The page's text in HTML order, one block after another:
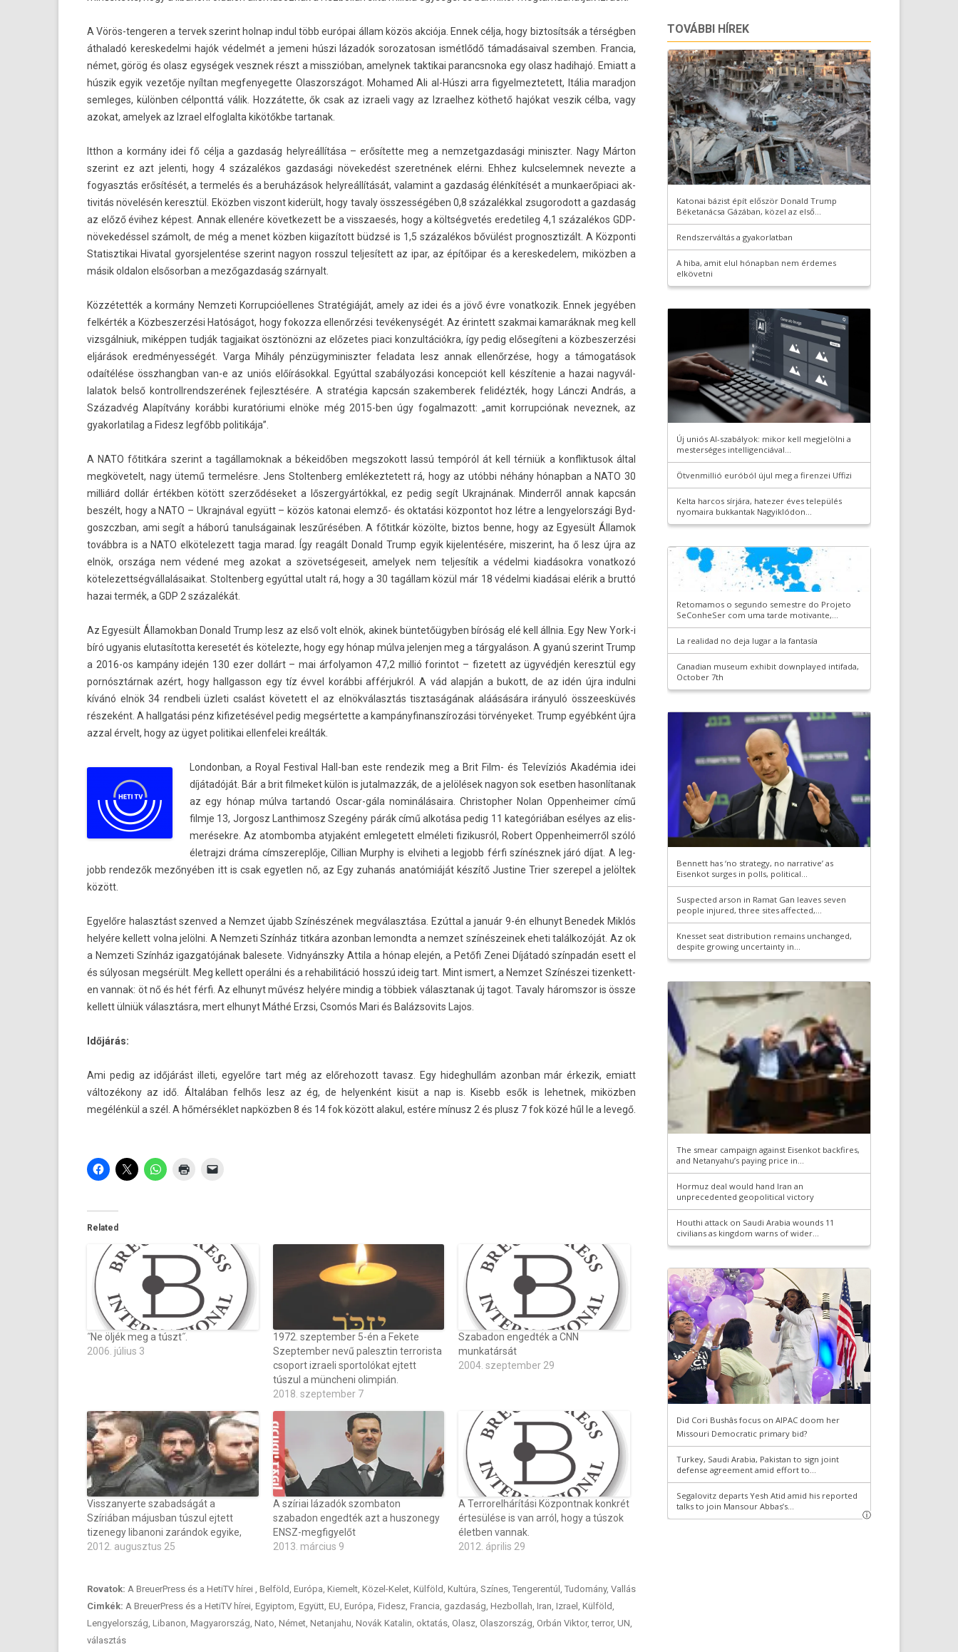
A Vörös-tengeren a ter­vek szerint hol­nap indul több európai állam közös akciója. Ennek célja, hogy bi­ztosít­sák a térségben
áthaladó keres­kedel­mi hajók védelmét a jemeni húszi lázadók sorozatosan ismétlődő támadásaiv­al szemb­en. Fran­cia,
német, görög és olasz egységek vesznek részt a mis­szióban, amelynek tak­tikai para­ncsnoka egy olasz hadihajó. Em­iatt a
húszik egyik vezetője nyíltan meg­fenyeget­te Olas­zországot. Mohamed Ali al-Húszi arra figyel­meztetett, Itália marad­jon
sem­leges, különben cél­ponttá válik. Hozzátette, ők csak az iz­raeli vagy az Iz­rael­hez köthető hajókat ves­zik célba, vagy
azokat, amelyek az Iz­rael el­foglal­ta kikötőkbe tar­tanak.
Itthon a kormány idei fő célja a gaz­daság helyreál­lítása – erősítette meg a nem­zetgaz­dasági miniszt­er. Nagy Márton
szerint ez azt jelen­ti, hogy 4 százalékos gaz­dasági növekedést szeret­nének elérni. Ehhez kulcselem­nek nevez­te a
fogyasztás erősítését, a ter­melés és a beruházások helyreál­lítását, valamint a gaz­daság élénkítését a mun­kaerőpiaci ak­
tivitás növelésén keresztül. Eközben vis­zont kiderült, hogy tava­ly összes­ségéb­en 0,8 százalékkal zsugorodott a gaz­daság
az előző évihez képest. Annak ellenére követ­kezett be a visszaesés, hogy a költségvetés eredetileg 4,1 százalékos GDP-
növekedéssel számolt, de még a menet közben kiigazított büdzsé is 1,5 százalékos bővülést pro­gnosztizált. A Köz­ponti
Statisztikai Hivat­al gyorsjelen­tése szerint nagyon rosszul tel­jesített az ipar, az építőipar és a keres­kedelem, miközben a
másik ol­dalon el­sősor­ban a mezőgaz­daság szár­nyalt.
Közzétették a kormány Nem­zeti Kor­rupcióel­lenes Stratégiáját, amely az idei és a jövő évre vonat­kozik. Ennek jegyében
felkérték a Köz­beszer­zési Hatóságot, hogy fokoz­za ellenőrzési tevékenységét. Az érin­tett szak­mai kamaráknak meg kell
vizsgálniuk, miképpen tudják tag­jaikat ösztönözni az előzetes piaci kon­zultációk­ra, így pedig elősegíteni a köz­beszer­zési
eljárások eredményességét. Varga Mihály pén­zügyminiszt­er feladata lesz annak ellenőrzése, hogy a támogatások
odaítélése összhangban van-e az uniós előírásokk­al. Egyúttal szabályozási kon­cepciót kell készítenie a hazai nagyvál­
lalatok belső kontrollrendszerének fej­lesztésére. A stratégia kapcsán szakem­berek felidézték, hogy Lánczi András, a
Századvég Alapítvány korábbi kuratóriumi elnöke még 2015-ben úgy fogal­mazott: „amit kor­rupciónak nevez­nek, az
gyakor­latilag a Fidesz legfőbb politikája”.
A NATO főtitkára szerint a tagál­lamok­nak a békeidőben megszokott lassú tempóról át kell térniük a konflik­tusok által
meg­követelt, nagy ütemű ter­melés­re. Jens Stol­tenberg em­lékez­tetett rá, hogy az utóbbi néhány hónap­ban a NATO 30
milliárd dollár értékben kötött szerződéseket a lős­zergyár­tókk­al, ez pedig segít Uk­rajnának. Min­derről annak kapcsán
beszélt, hogy a NATO – Uk­rajnáv­al együtt – közös katonai elemző- és oktatási köz­pontot hoz létre a len­gyelországi Byd­
goszczban, ami segít a háború tanul­ságainak leszűrésében. A főtitkár közölte, bi­ztos benne, hogy az Egyesült Államok
továbbra is a NATO el­kötelezett tagja marad. Így reagált Donald Trump egyik kijelen­tésére, mis­zerint, ha ő lesz újra az
elnök, országa nem védené meg azokat a szövet­ségeseit, amelyek nem tel­jesítik a védelmi kiadásokra vonat­kozó
kötelezettség­vállalásaikat. Stol­tenberg egyúttal utalt rá, hogy a 30 tagállam közül már 18 védelmi kiadásai elérik a bruttó
hazai termék, a GDP 2 százalékát.
Az Egyesült Államok­ban Donald Trump lesz az első volt elnök, akinek büntetőügyben bíróság elé kell állnia. Egy New York-i
bíró ugyanis elutasítot­ta keresetét és kötelez­te, hogy egy hónap múlva jelenj­en meg a tárgyaláson. A gyanú szerint Trump
a 2016-os kampány idején 130 ezer dollárt – mai árfolyamon 47,2 millió forin­tot – fizetett az ügyvédjén keresztül egy
pornósztárnak azért, hogy hallgas­son egy tíz évvel korábbi afférjukról. A vád alapján a bukott, de az idén újra in­dul­ni
kívánó elnök 34 re­ndbeli üzleti csalást követett el az elnökválasztás tisztaságának aláásására irányuló összees­küvés
részeként. A hallgatási pénz kifizetésével pedig meg­sértet­te a kam­pányfinanszírozási tör­vényeket. Trump egyébként újra
azzal érvelt, hogy az ügyet politikai el­lenfelei kreálták.
Lon­donban, a Royal Fes­tiv­al Hall-ban este re­ndezik meg a Brit Film- és Televíziós Akadémia idei
díjátadóját. Bár a brit fil­meket külön is jutal­mazzák, de a jelölések nagyon sok esetb­en hason­lítanak
az egy hónap múlva tar­tandó Oscar-gála nominálásaira. Chris­toph­er Nolan Op­pen­heim­er című
filmje 13, Jor­gosz Lanthimosz Szegény párák című alkotása pedig 11 kategóriában esélyes az elis­
merések­re. Az atom­bomba atyjaként em­legetett elméleti fizikus­ról, Robert Op­pen­heimer­ről szóló
élet­rajzi dráma címszerep­lője, Cil­lian Mur­phy is el­viheti a leg­jobb férfi színésznek járó díjat. A leg­
jobb re­ndezők mezőnyében itt is csak egyetl­en nő, az Egy zuhanás anatómiáját készítő Just­ine Trier szerepel a jelöltek
között.
Egyelőre halasztást szen­ved a Nem­zet újabb Színészének megválasztása. Ezúttal a január 9-én el­hunyt Be­nedek Miklós
helyére kel­lett volna jelölni. A Nem­zeti Színház titkára azon­ban lemondta a nem­zet színés­zeinek eheti találkozóját. Az ok
a Nem­zeti Színház igaz­gatójának balesete. Vidnyánszky At­tila a hónap elején, a Petőfi Zenei Díjátadó színpadán esett el
és súlyosan megsérült. Meg kel­lett operálni és a re­habilitáció hosszú ideig tart. Mint is­mert, a Nem­zet Színészei tizen­kett­
en van­nak: öt nő és hét férfi. Az el­hunyt művész helyére min­dig a többiek választanak új tagot. Tava­ly háromszor is össze
kel­lett ülniük választásra, mert el­hunyt Máthé Erzsi, Csomós Mari és Baláz­sovits Lajos.
Időjárás:
Ami pedig az időjárást il­leti, egyelőre tart még az előrehozott tavasz. Egy hideg­hullám azon­ban már érkezik, em­iatt
változékony az idő. Általában felhős lesz az ég, de helyen­ként kisüt a nap is. Kisebb esők is lehet­nek, miközben
megélénkül a szél. A hőmérséklet napközben 8 és 14 fok között al­akul, estére mínusz 2 és plusz 7 fok közé hűl le a levegő.
Related
˝Ne öljék meg a túszt˝.
2006. július 3
1972. szeptember 5-én a Fekete
Szeptember nevű palesztin terrorista
csoport izraeli sportolókat ejtett
túszul a müncheni olimpián.
2018. szeptember 7
Szabadon engedték a CNN
munkatársát
2004. szeptember 29
Visszanyerte szabadságát a
Szíriában májusban túszul ejtett
tizenegy libanoni zarándok egyike,
2012. augusztus 25
A szíriai lázadók szombaton
szabadon engedték azt a huszonegy
ENSZ-megfigyelőt
2013. március 9
A Terrorelhárítási Központnak konkrét
értesülése is van arról, hogy a túszok
életben vannak.
2012. április 29
Rovatok: A BreuerPress és a HetiTV hírei , Belföld, Európa, Kiemelt, Közel-Kelet, Külföld, Kultúra, Színes, Tengerentúl , Tudomány, Vallás
Cimkék: A BreuerPress és a HetiTV hírei, Egyiptom, Együtt, EU, Európa, Fidesz, Francia, gazdaság, Hezbollah, Iran, Izrael , Külföld,
Lengyelország, Libanon, Magyarország, Nato, Német, Netanjahu, Novák Katalin, oktatás, Olasz, Olaszország, Orbán Viktor,terror, UN,
választás
TOVÁBBI HÍREK